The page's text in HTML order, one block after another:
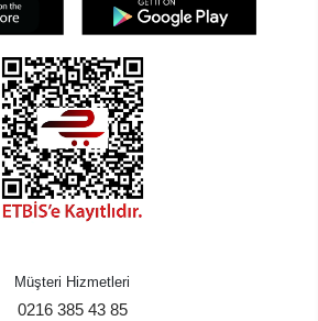
Müşteri Hizmetleri
0216 385 43 85